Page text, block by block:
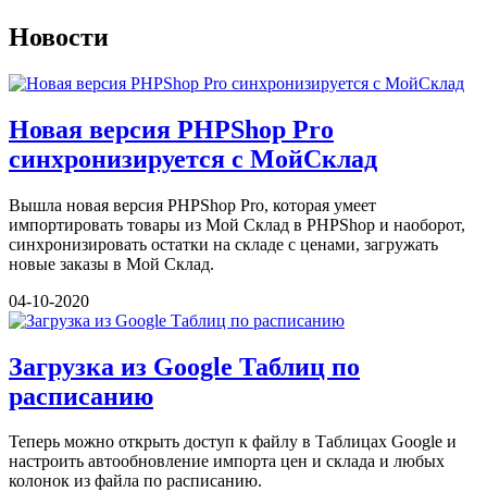
Новости
Новая версия PHPShop Pro
синхронизируется с МойСклад
Вышла новая версия PHPShop Pro, которая умеет
импортировать товары из Мой Склад в PHPShop и наоборот,
синхронизировать остатки на складе с ценами, загружать
новые заказы в Мой Склад.
04-10-2020
Загрузка из Google Таблиц по
расписанию
Теперь можно открыть доступ к файлу в Таблицах Google и
настроить автообновление импорта цен и склада и любых
колонок из файла по расписанию.